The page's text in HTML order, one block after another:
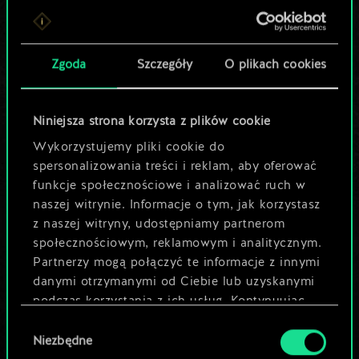
Zgoda Szczegóły O plikach cookies
Niniejsza strona korzysta z plików cookie
Wykorzystujemy pliki cookie do
spersonalizowania treści i reklam, aby oferować
funkcje społecznościowe i analizować ruch w
naszej witrynie. Informacje o tym, jak korzystasz
z naszej witryny, udostępniamy partnerom
społecznościowym, reklamowym i analitycznym.
Partnerzy mogą połączyć te informacje z innymi
danymi otrzymanymi od Ciebie lub uzyskanymi
podczas korzystania z ich usług. Kontynuując
używanie plików cookie.
zgody
Niezbędne
Lubisz grać tą talią?
Pomóż społeczności
odkryć jej
potencjał!
Nazwij talię i opisz swoją strategię
Edytuj talię
LUB